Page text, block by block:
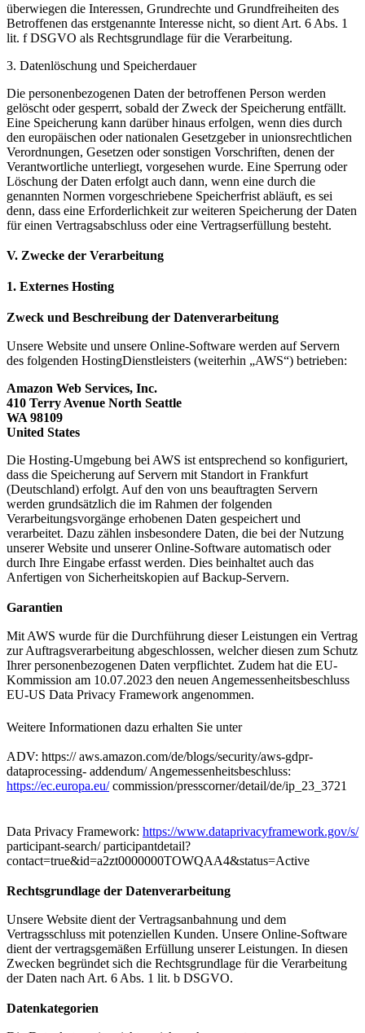
überwiegen die Interessen, Grundrechte und Grundfreiheiten des
Betroffenen das erstgenannte Interesse nicht, so dient Art. 6 Abs. 1
lit. f DSGVO als Rechtsgrundlage für die Verarbeitung.
3. Datenlöschung und Speicherdauer
Die personenbezogenen Daten der betroffenen Person werden
gelöscht oder gesperrt, sobald der Zweck der Speicherung entfällt.
Eine Speicherung kann darüber hinaus erfolgen, wenn dies durch
den europäischen oder nationalen Gesetzgeber in unionsrechtlichen
Verordnungen, Gesetzen oder sonstigen Vorschriften, denen der
Verantwortliche unterliegt, vorgesehen wurde. Eine Sperrung oder
Löschung der Daten erfolgt auch dann, wenn eine durch die
genannten Normen vorgeschriebene Speicherfrist abläuft, es sei
denn, dass eine Erforderlichkeit zur weiteren Speicherung der Daten
für einen Vertragsabschluss oder eine Vertragserfüllung besteht.
V. Zwecke der Verarbeitung
1. Externes Hosting
Zweck und Beschreibung der Datenverarbeitung
Unsere Website und unsere Online-Software werden auf Servern
des folgenden HostingDienstleisters (weiterhin „AWS“) betrieben:
Amazon Web Services, Inc.
410 Terry Avenue North Seattle
WA 98109
United States
Die Hosting-Umgebung bei AWS ist entsprechend so konfiguriert,
dass die Speicherung auf Servern mit Standort in Frankfurt
(Deutschland) erfolgt. Auf den von uns beauftragten Servern
werden grundsätzlich die im Rahmen der folgenden
Verarbeitungsvorgänge erhobenen Daten gespeichert und
verarbeitet. Dazu zählen insbesondere Daten, die bei der Nutzung
unserer Website und unserer Online-Software automatisch oder
durch Ihre Eingabe erfasst werden. Dies beinhaltet auch das
Anfertigen von Sicherheitskopien auf Backup-Servern.
Garantien
Mit AWS wurde für die Durchführung dieser Leistungen ein Vertrag
zur Auftragsverarbeitung abgeschlossen, welcher diesen zum Schutz
Ihrer personenbezogenen Daten verpflichtet. Zudem hat die EU-
Kommission am 10.07.2023 den neuen Angemessenheitsbeschluss
EU-US Data Privacy Framework angenommen.
Weitere Informationen dazu erhalten Sie unter
ADV: https:// aws.amazon.com/de/blogs/security/aws-gdpr-
dataprocessing- addendum/ Angemessenheitsbeschluss:
https://ec.europa.eu/commission/presscorner/detail/de/ip_23_3721
Data Privacy Framework: https://www.dataprivacyframework.gov/s/
participant-search/ participantdetail?
contact=true&id=a2zt0000000TOWQAA4&status=Active
Rechtsgrundlage der Datenverarbeitung
Unsere Website dient der Vertragsanbahnung und dem
Vertragsschluss mit potenziellen Kunden. Unsere Online-Software
dient der vertragsgemäßen Erfüllung unserer Leistungen. In diesen
Zwecken begründet sich die Rechtsgrundlage für die Verarbeitung
der Daten nach Art. 6 Abs. 1 lit. b DSGVO.
Datenkategorien